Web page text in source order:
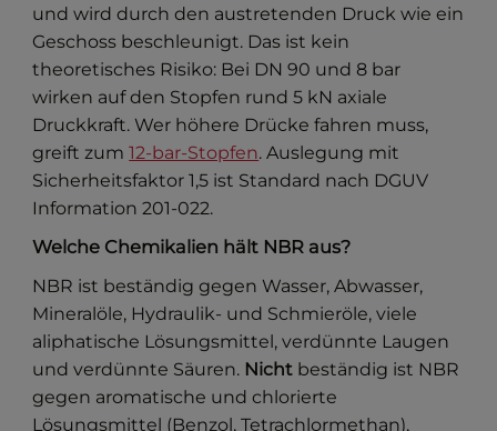
und wird durch den austretenden Druck wie ein
Geschoss beschleunigt. Das ist kein
theoretisches Risiko: Bei DN 90 und 8 bar
wirken auf den Stopfen rund 5 kN axiale
Druckkraft. Wer höhere Drücke fahren muss,
greift zum12-bar-Stopfen. Auslegung mit
Sicherheitsfaktor 1,5 ist Standard nach DGUV
Information 201-022.
Welche Chemikalien hält NBR aus?
NBR ist beständig gegen Wasser, Abwasser,
Mineralöle, Hydraulik- und Schmieröle, viele
aliphatische Lösungsmittel, verdünnte Laugen
und verdünnte Säuren. Nicht beständig ist NBR
gegen aromatische und chlorierte
Lösungsmittel (Benzol, Tetrachlormethan),